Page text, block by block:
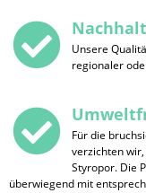
Unsere
regionaler
Für die
verzichten
Styropor. Die
überwiegend mit